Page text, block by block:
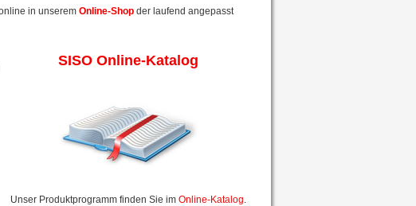
in unserem Online-Shop der laufend angepasst
SISO Online-Katalog
Unser Produktprogramm finden Sie im Online-Katalog.